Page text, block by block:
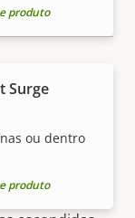
–
0.00 m
produto
Surge
ou dentro
produto
sua
anos de
controle